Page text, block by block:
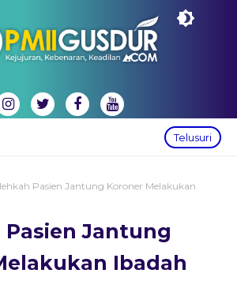
Telusuri
Pasien Jantung Koroner Melakukan
Jantung
Ibadah